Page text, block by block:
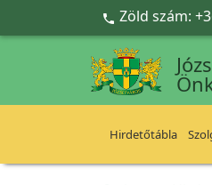
Ugrás a fő tartalomra
 Zöld szám:
Hirdetőtábla